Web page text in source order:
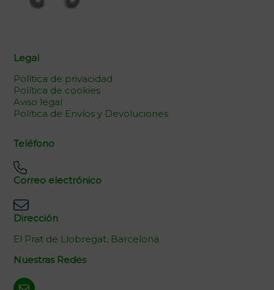
Legal
Política de privacidad
Política de cookies
Aviso legal
Política de Envíos y Devoluciones
Teléfono
Correo electrónico
Dirección
El Prat de Llobregat, Barcelona
Nuestras Redes